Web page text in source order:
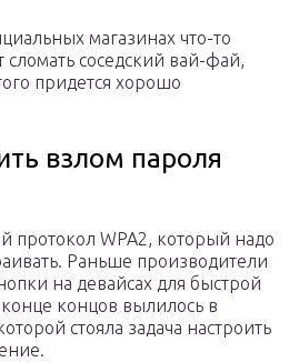
магазинах что-то
сломать соседский вай-фай,
придется хорошо
взлом пароля
протокол WPA2, который надо
Раньше производители
на девайсах для быстрой
концов вылилось в
стояла задача настроить